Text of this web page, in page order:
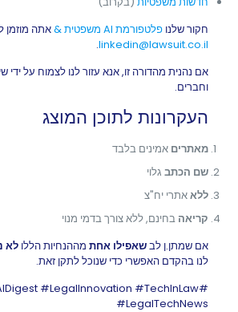
חקור שלנו פלטפורמת AI משפטית &
אתה מוזמן
linkedin@lawsuit.co.il
.
אם נהנית מהדורה זו, אנא עזור לנו לצמוח על
וחברים.
העקרונות לתוכן המוצג
מאתרים אמינים בלבד
שם הכתב גלוי
ללאאתרי יח"צ
קריאה בחינם, ללא צורך בדמי מנוי
אם שמתן.ן לבשאפילו אחתמההנחיות הללו לא
לנו בהקדם האפשרי כדי שנוכל לתקן זאת.
#LegalInnovation #TechInLaw
#LegalTechNews